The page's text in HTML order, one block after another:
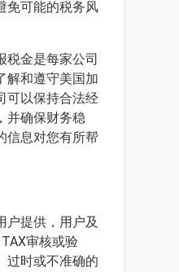
免可能的税务风
税金是每家公司
解和遵守美国加
可以保持合法经
并确保财务稳
信息对您有所帮
户提供，用户及
审核或验
过时或不准确的